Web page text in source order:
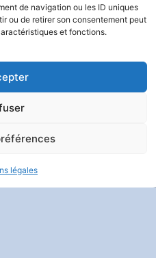
de navigation ou les ID uniques
ou de retirer son consentement peut
et fonctions.
légales